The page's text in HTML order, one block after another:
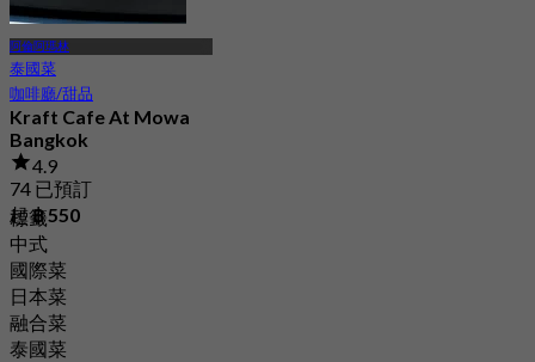
阿倫阿瑪林
泰國菜
咖啡廳/甜品
Kraft Cafe At Mowa
Bangkok
4.9
74 已預訂
起฿ 550
標籤
中式
國際菜
日本菜
融合菜
泰國菜